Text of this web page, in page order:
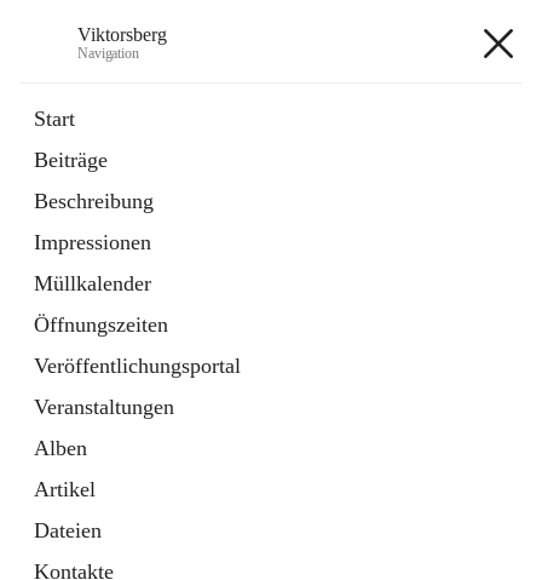
Viktorsberg
Navigation
Start
Beiträge
Beschreibung
Impressionen
Müllkalender
Öffnungszeiten
Veröffentlichungsportal
Veranstaltungen
Alben
Artikel
Dateien
Kontakte
1 Schnellzugriff
Bürgerservice
10 Schnellzugriffe